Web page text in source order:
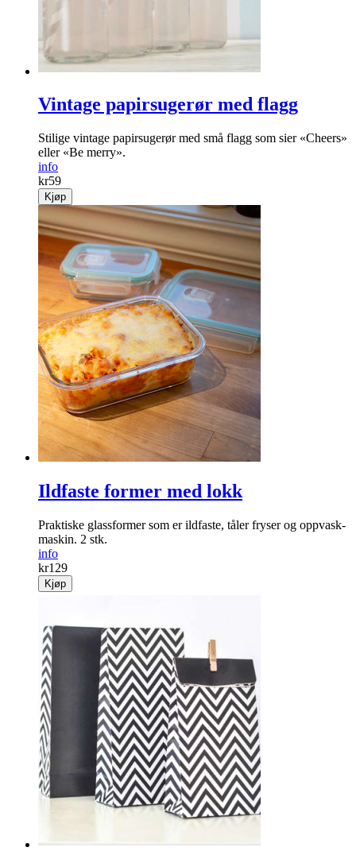
Vintage papirsugerør med flagg
Stilige vintage papirsugerør med små flagg som sier «Cheers»
eller «Be merry».
info
kr59
Kjøp
Ildfaste former med lokk
Praktiske glass­former som er ildfaste, tåler fryser og oppvask­
maskin. 2 stk.
info
kr129
Kjøp